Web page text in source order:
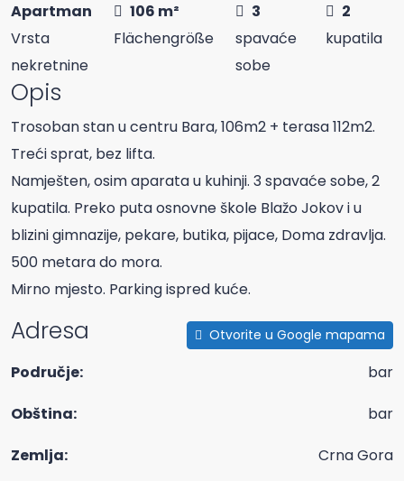
Apartman
Vrsta
nekretnine
106 m²
Flächengröße
3
spavaće
sobe
2
kupatila
Opis
Trosoban stan u centru Bara, 106m2 + terasa 112m2.
Treći sprat, bez lifta.
Namješten, osim aparata u kuhinji. 3 spavaće sobe, 2
kupatila. Preko puta osnovne škole Blažo Jokov i u
blizini gimnazije, pekare, butika, pijace, Doma zdravlja.
500 metara do mora.
Mirno mjesto. Parking ispred kuće.
Adresa Otvorite u Google mapama
Područje:
bar
Obština:
bar
Zemlja:
Crna Gora